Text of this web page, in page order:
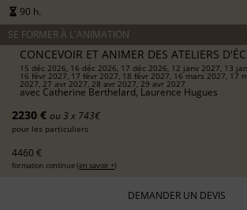
90 h.
SE FORMER À L'ANIMATION
CONCEVOIR ET ANIMER DES ATELIERS
15 déc 2026, 16 déc 2026, 17 déc 2026, 12 janv 2027, 13
16 févr 2027, 17 févr 2027, 18 févr 2027, 16 mars 2027, 17
2027, 27 avr 2027, 28 avr 2027, 29 avr 2027
avec Catherine Berthelard, Laurence Hugues
2230 € ou 3 x 743€
pour les particuliers
4460 €
formation continue (en savoir +)
DEMANDER UN DEVIS